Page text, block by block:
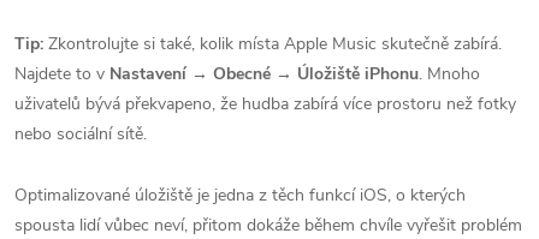
Tip: Zkontrolujte si také, kolik místa Apple Music skutečně zabírá.
Najdete to v Nastavení → Obecné → Úložiště iPhonu. Mnoho
uživatelů bývá překvapeno, že hudba zabírá více prostoru než fotky
nebo sociální sítě.
Optimalizované úložiště je jedna z těch funkcí iOS, o kterých
spousta lidí vůbec neví, přitom dokáže během chvíle vyřešit problém